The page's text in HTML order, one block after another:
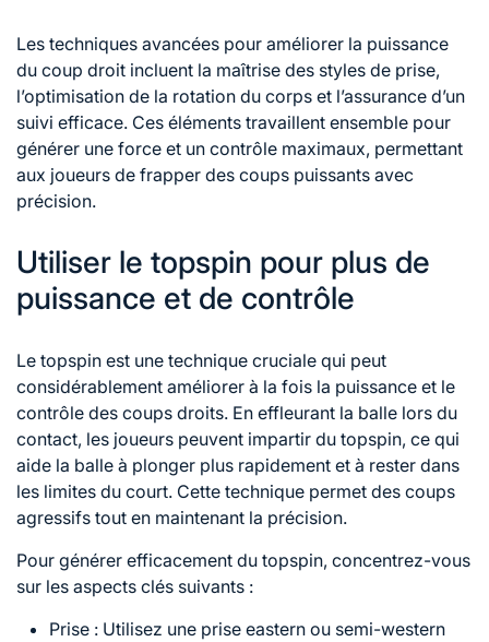
Les techniques avancées pour améliorer la puissance
du coup droit incluent la maîtrise des styles de prise,
l’optimisation de la rotation du corps et l’assurance d’un
suivi efficace. Ces éléments travaillent ensemble pour
générer une force et un contrôle maximaux, permettant
aux joueurs de frapper des coups puissants avec
précision.
Utiliser le topspin pour plus de
puissance et de contrôle
Le topspin est une technique cruciale qui peut
considérablement améliorer à la fois la puissance et le
contrôle des coups droits. En effleurant la balle lors du
contact, les joueurs peuvent impartir du topspin, ce qui
aide la balle à plonger plus rapidement et à rester dans
les limites du court. Cette technique permet des coups
agressifs tout en maintenant la précision.
Pour générer efficacement du topspin, concentrez-vous
sur les aspects clés suivants :
Prise : Utilisez une prise eastern ou semi-western